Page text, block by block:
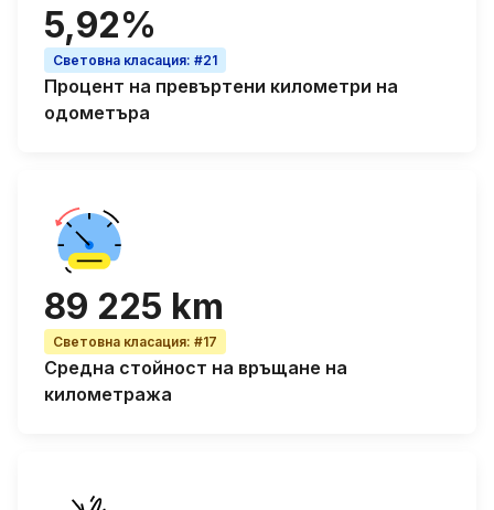
5,92%
Световна класация: #21
Процент на превъртени километри на
одометъра
89 225 km
Световна класация: #17
Средна стойност на връщане на
километража